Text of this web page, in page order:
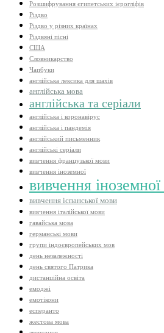
Розшифрування єгипетських ієрогліфів
Різдво
Різдво у різних країнах
Різдвяні пісні
США
Словникарство
Чапбуки
англійська лексика для шахів
англійська мова
англійська та серіали
англійська і коронавірус
англійська і пандемія
англійський письменник
англійські серіали
вивчення французької мови
вивчення іноземної
вивчення
вивчення іспанської мови
вивчення італійської мови
гавайська мова
германські мови
групи індоєвропейських мов
день незалежності
день святого Патрика
дистанційна освіта
емоджі
емотікони
есперанто
жестова мова